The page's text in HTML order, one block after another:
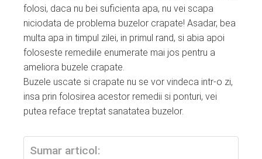
folosi, daca nu bei suficienta apa, nu vei scapa
niciodata de problema buzelor crapate! Asadar, bea
multa apa in timpul zilei, in primul rand, si abia apoi
foloseste remediile enumerate mai jos pentru a
ameliora buzele crapate.
Buzele uscate si crapate nu se vor vindeca intr-o zi,
insa prin folosirea acestor remedii si ponturi, vei
putea reface treptat sanatatea buzelor.
Sumar articol: